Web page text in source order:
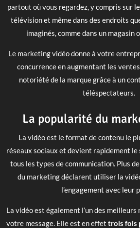
partout où vous regardez, y compris sur
télévision et même dans des endroits
imaginés, comme dans un magasin
Le marketing vidéo donne à votre
concurrence en augmentant les
notoriété de la marque grâce à un
téléspectateurs.
La popularité du
La vidéo est le format de contenu le
réseaux sociaux et devient rapidement
tous les types de communication. Plus
du marketing déclarent utiliser la
l’engagement avec leur
La vidéo est également l’un des
votre message. Elle est en effet trois fois